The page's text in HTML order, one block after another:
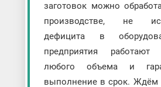
заготовок можно
производстве, не
дефицита в
предприятия
любого объема и
выполнение в срок. Ждём